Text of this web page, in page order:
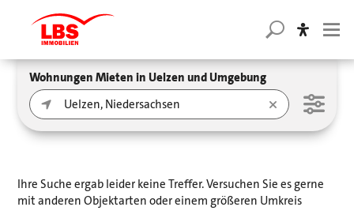
Wohnungen Mieten in Uelzen und Umgebung
Ihre Suche ergab leider keine Treffer. Versuchen Sie es gerne
mit anderen Objektarten oder einem größeren Umkreis